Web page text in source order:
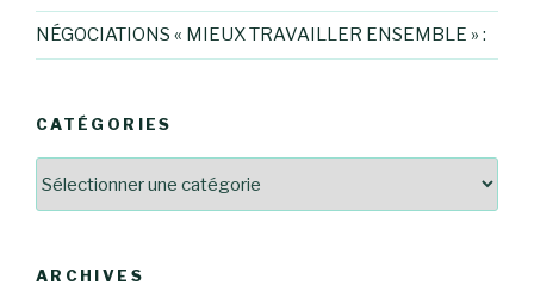
NÉGOCIATIONS « MIEUX TRAVAILLER ENSEMBLE » :
CATÉGORIES
ARCHIVES